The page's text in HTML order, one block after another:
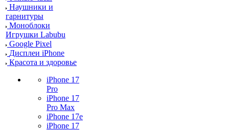
Наушники и
гарнитуры
Моноблоки
Игрушки Labubu
Google Pixel
Дисплеи iPhone
Красота и здоровье
iPhone 17
Pro
iPhone 17
Pro Max
iPhone 17e
iPhone 17